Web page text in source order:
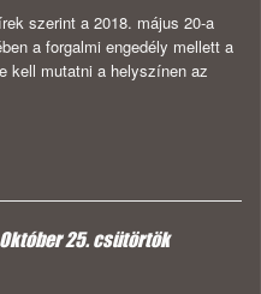
szerint a 2018. május 20-a
a forgalmi engedély mellett a
kell mutatni a helyszínen az
Október 25. csütörtök